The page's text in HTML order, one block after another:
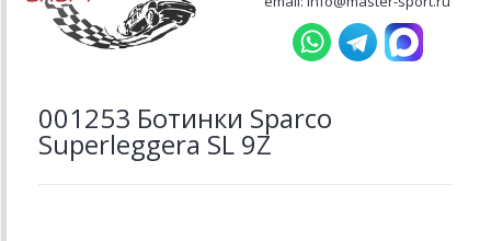
001253 Ботинки Sparco
Superleggera SL 9Z